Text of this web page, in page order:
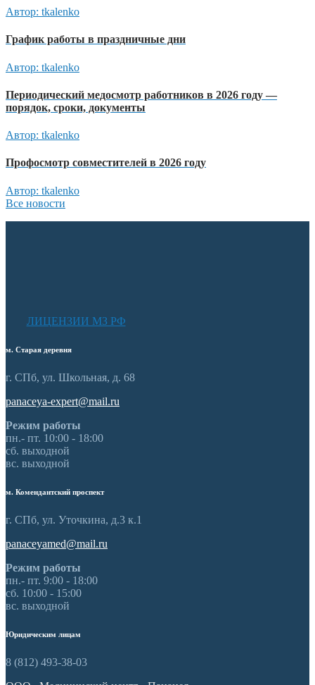
Автор: tkalenko
График работы в праздничные дни
Автор: tkalenko
Периодический медосмотр работников в 2026 году —
порядок, сроки, документы
Автор: tkalenko
Профосмотр совместителей в 2026 году
Автор: tkalenko
Все новости
ЛИЦЕНЗИИ МЗ РФ
м. Старая деревня
г. СПб, ул. Школьная, д. 68
panaceya-expert@mail.ru
Режим работы
пн.- пт. 10:00 - 18:00
сб. выходной
вс. выходной
м. Комендантский проспект
г. СПб, ул. Уточкина, д.3 к.1
panaceyamed@mail.ru
Режим работы
пн.- пт. 9:00 - 18:00
сб. 10:00 - 15:00
вс. выходной
Юридическим лицам
8 (812) 493-38-03